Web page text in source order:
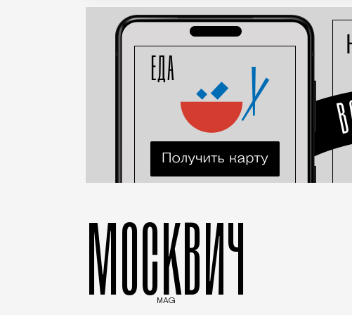
МОСКВИЧ
MAG